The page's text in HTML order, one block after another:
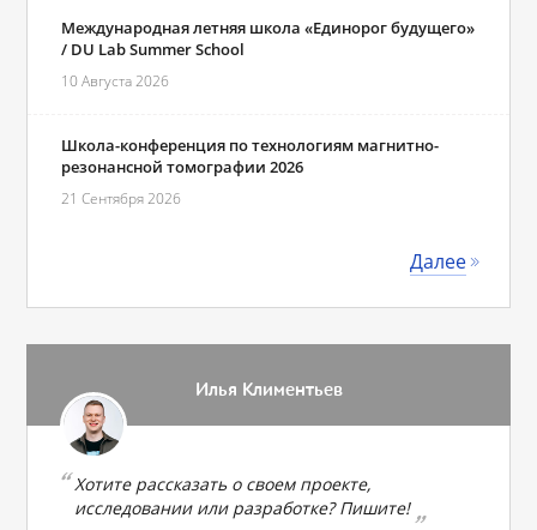
Международная летняя школа «Единорог будущего»
/ DU Lab Summer School
10 Августа 2026
Школа-конференция по технологиям магнитно-
резонансной томографии 2026
21 Сентября 2026
Далее
Илья Климентьев
Хотите рассказать о своем проекте,
исследовании или разработке? Пишите!